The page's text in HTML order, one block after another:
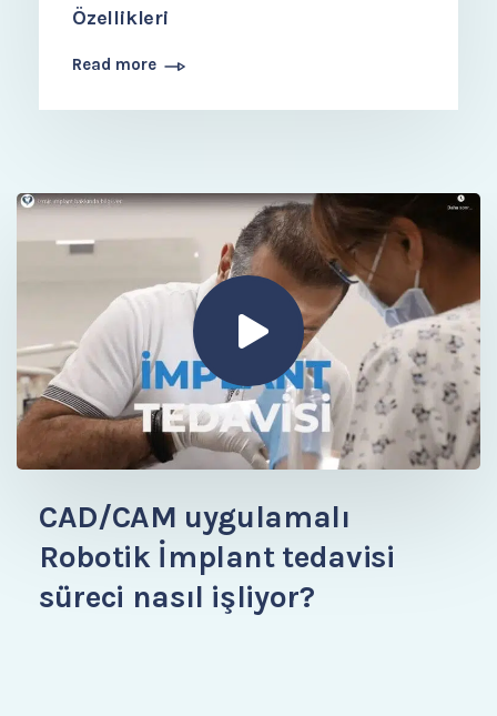
Özellikleri
Read more
CAD/CAM uygulamalı
Robotik İmplant tedavisi
süreci nasıl işliyor?